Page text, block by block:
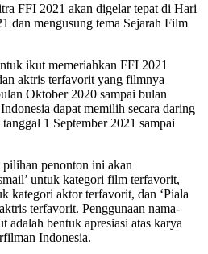
FFI 2021 akan digelar tepat di Hari
dan mengusung tema Sejarah Film
ikut memeriahkan FFI 2021
aktris terfavorit yang filmnya
Oktober 2020 sampai bulan
dapat memilih secara daring
1 September 2021 sampai
penonton ini akan
untuk kategori film terfavorit,
kategori aktor terfavorit, dan ‘Piala
terfavorit. Penggunaan nama-
adalah bentuk apresiasi atas karya
Indonesia.